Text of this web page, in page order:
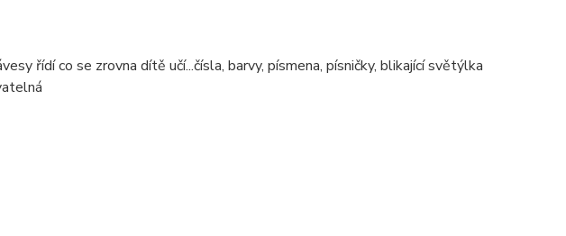
řídí co se zrovna dítě učí...čísla, barvy, písmena, písničky, blikající světýlka